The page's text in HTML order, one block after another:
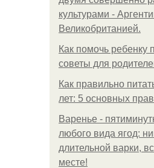
культурами -
Великобританией.
Как помочь ребенку
советы для
Как правильно
лет: 5 основных
Варенье -
любого вида ягод:
длительной варки,
месте!